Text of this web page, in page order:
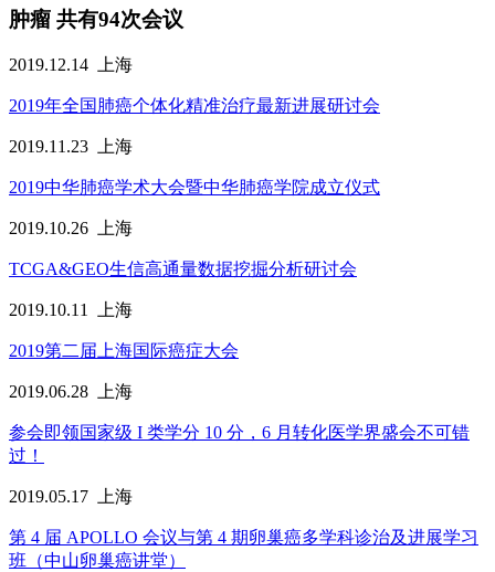
肿瘤 共有94次会议
2019.12.14 上海
2019年全国肺癌个体化精准治疗最新进展研讨会
2019.11.23 上海
2019中华肺癌学术大会暨中华肺癌学院成立仪式
2019.10.26 上海
TCGA&GEO生信高通量数据挖掘分析研讨会
2019.10.11 上海
2019第二届上海国际癌症大会
2019.06.28 上海
参会即领国家级 I 类学分 10 分，6 月转化医学界盛会不可错
过！
2019.05.17 上海
第 4 届 APOLLO 会议与第 4 期卵巢癌多学科诊治及进展学习
班（中山卵巢癌讲堂）